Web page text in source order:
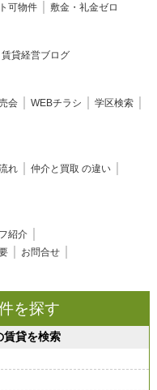
可物件 敷金・礼金ゼロ
賃貸経営ブログ
会 WEBチラシ
学区検索
れ
仲介と買取 の違い
紹介
お問合せ
を探す
賃貸を検索